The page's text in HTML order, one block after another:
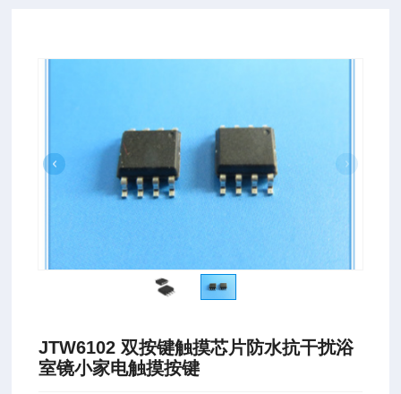
JTW6102 双按键触摸芯片防水抗干扰浴
室镜小家电触摸按键